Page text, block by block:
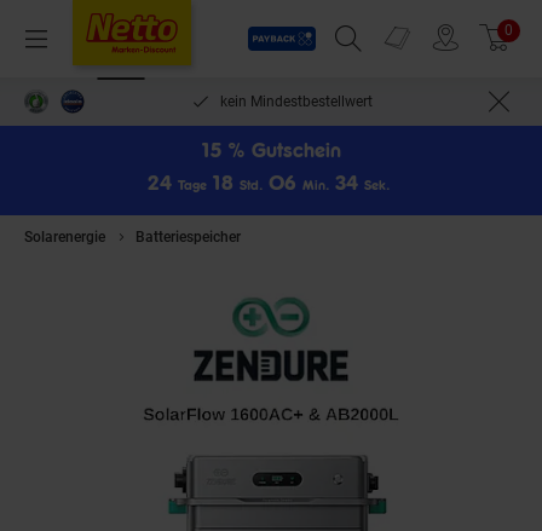
Menü
Payback
Suchfeld einblenden
Prospekte 0
kein Mindestbestellwert
15 % Gutschein
24 Tage 18 Std. 06 Min. 34 Sek.
Solarenergie Batteriespeicher